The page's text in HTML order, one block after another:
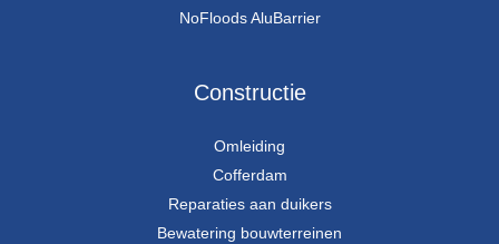
NoFloods AluBarrier
Constructie
Omleiding
Cofferdam
Reparaties aan duikers
Bewatering bouwterreinen